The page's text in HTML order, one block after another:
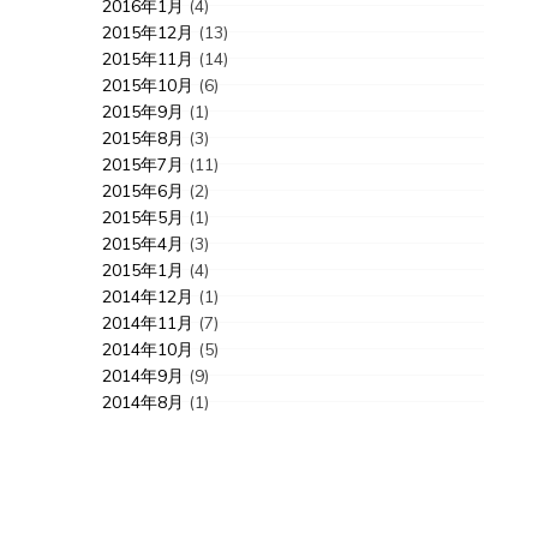
2016年1月 (4)
2015年12月 (13)
2015年11月 (14)
2015年10月 (6)
2015年9月 (1)
2015年8月 (3)
2015年7月 (11)
2015年6月 (2)
2015年5月 (1)
2015年4月 (3)
2015年1月 (4)
2014年12月 (1)
2014年11月 (7)
2014年10月 (5)
2014年9月 (9)
2014年8月 (1)